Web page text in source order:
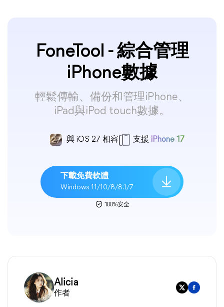
FoneTool - 綜合管理
iPhone數據
輕鬆傳輸、備份和管理iPhone、
iPad與iPod touch數據。
與 iOS 27 相容 支援 iPhone 17
下載免費軟體
Windows 11/10/8/8.1/7
100%安全
Alicia
作者